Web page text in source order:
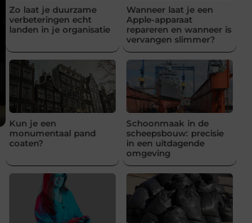
Zo laat je duurzame
verbeteringen echt
landen in je organisatie
Wanneer laat je een
Apple-apparaat
repareren en wanneer is
vervangen slimmer?
Kun je een
monumentaal pand
coaten?
Schoonmaak in de
scheepsbouw: precisie
in een uitdagende
omgeving